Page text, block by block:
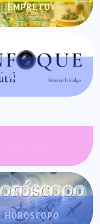
EMPRETUY
VERSÁTIL
HORÓSCOPO